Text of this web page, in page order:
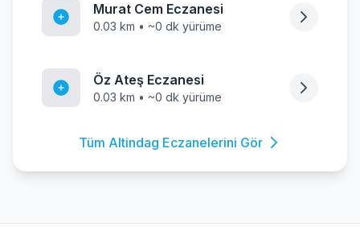
Murat Cem Eczanesi
0.03 km • ~0 dk yürüme
Öz Ateş Eczanesi
0.03 km • ~0 dk yürüme
Tüm Altindag Eczanelerini Gör